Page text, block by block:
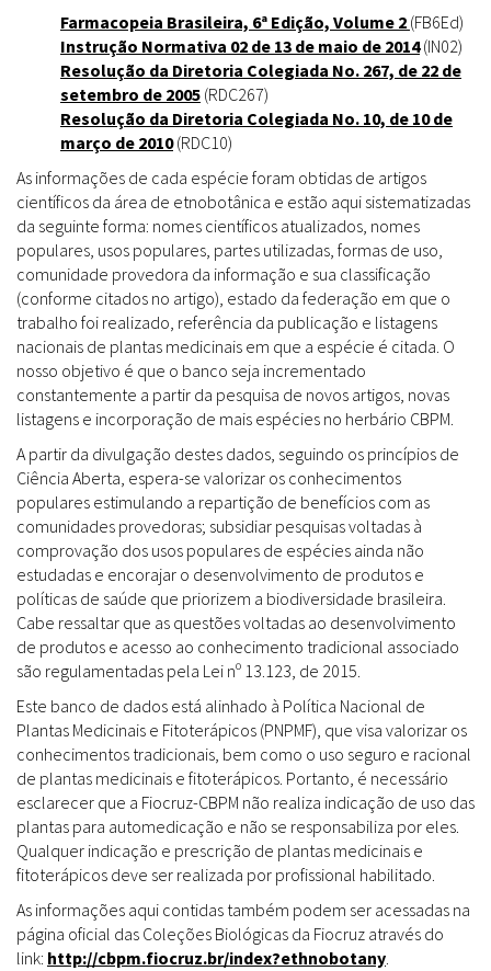
Farmacopeia Brasileira, 6ª Edição, Volume 2 (FB6Ed)
Instrução Normativa 02 de 13 de maio de 2014(IN02)
Resolução da Diretoria Colegiada No. 267, de 22 de
setembro de 2005 (RDC267)
Resolução da Diretoria Colegiada No. 10, de 10 de
março de 2010(RDC10)
As informações de cada espécie foram obtidas de artigos
científicos da área de etnobotânica e estão aqui sistematizadas
da seguinte forma: nomes científicos atualizados, nomes
populares, usos populares, partes utilizadas, formas de uso,
comunidade provedora da informação e sua classificação
(conforme citados no artigo), estado da federação em que o
trabalho foi realizado, referência da publicação e listagens
nacionais de plantas medicinais em que a espécie é citada. O
nosso objetivo é que o banco seja incrementado
constantemente a partir da pesquisa de novos artigos, novas
listagens e incorporação de mais espécies no herbário CBPM.
A partir da divulgação destes dados, seguindo os princípios de
Ciência Aberta, espera-se valorizar os conhecimentos
populares estimulando a repartição de benefícios com as
comunidades provedoras; subsidiar pesquisas voltadas à
comprovação dos usos populares de espécies ainda não
estudadas e encorajar o desenvolvimento de produtos e
políticas de saúde que priorizem a biodiversidade brasileira.
Cabe ressaltar que as questões voltadas ao desenvolvimento
de produtos e acesso ao conhecimento tradicional associado
são regulamentadas pela Lei nº 13.123, de 2015.
Este banco de dados está alinhado à Política Nacional de
Plantas Medicinais e Fitoterápicos (PNPMF), que visa valorizar os
conhecimentos tradicionais, bem como o uso seguro e racional
de plantas medicinais e fitoterápicos. Portanto, é necessário
esclarecer que a Fiocruz-CBPM não realiza indicação de uso das
plantas para automedicação e não se responsabiliza por eles.
Qualquer indicação e prescrição de plantas medicinais e
fitoterápicos deve ser realizada por profissional habilitado.
As informações aqui contidas também podem ser acessadas na
página oficial das Coleções Biológicas da Fiocruz através do
link: http://cbpm.fiocruz.br/index?ethnobotany.